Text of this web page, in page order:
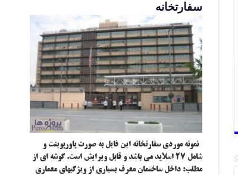
سفارتخانه
نمونه موردی سفارتخانه این فایل به صورت پاورپوینت و
شامل ۲۷ اسلاید می باشد و قابل ویرایش است. گوشه ای از
مطلب: داخل ساختمان معرف بسیاری از ویژگیهای معماری